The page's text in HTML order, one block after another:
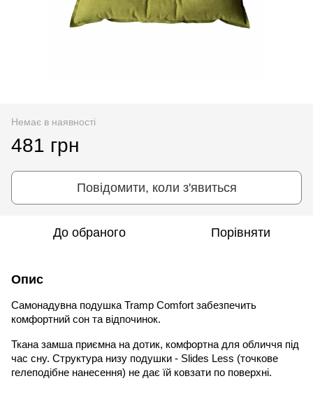
Немає в наявності
481 грн
Повідомити, коли з'явиться
До обраного Порівняти
Опис
Самонадувна подушка Tramp Comfort забезпечить
комфортний сон та відпочинок.
Ткана замша приємна на дотик, комфортна для обличчя під
час сну. Структура низу подушки - Slides Less (точкове
гелеподібне нанесення) не дає їй ковзати по поверхні.